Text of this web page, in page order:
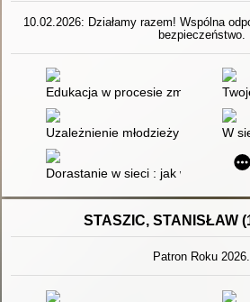
10.02.2026: Działamy razem! Wspólna
bezpieczeństwo.
Edukacja w procesie zmiany
Uzależnienie młodzieży od W
Dorastanie w sieci : jak wspierać i
STASZIC, STANISŁAW
Patron Roku 2026.